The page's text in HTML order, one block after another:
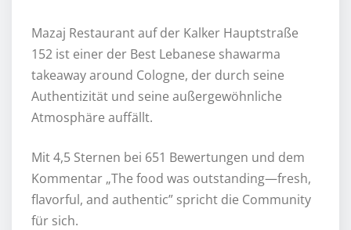
Mazaj Restaurant auf der Kalker Hauptstraße
152 ist einer der Best Lebanese shawarma
takeaway around Cologne, der durch seine
Authentizität und seine außergewöhnliche
Atmosphäre auffällt.
Mit 4,5 Sternen bei 651 Bewertungen und dem
Kommentar „The food was outstanding—fresh,
flavorful, and authentic” spricht die Community
für sich.